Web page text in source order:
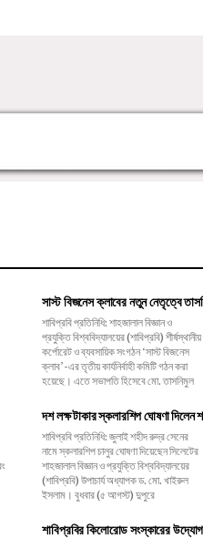
সাস্ট বিজনেস ক্লাবের নতুন নেতৃত্বে
শাবিপ্রবি প্রতিনিধি: শাহজালাল বিজ্ঞান ও
প্রযুক্তি বিশ্ববিদ্যালয়ের (শাবিপ্রবি) শীর্ষস্থানীয়
কর্পোরেট ও ব্যবসায়িক সংগঠন ‘সাস্ট বিজনেস
ক্লাব’-এর তৃতীয় কার্যনির্বাহী কমিটি গঠন করা
হয়েছে। এতে সভাপতি হিসেবে মো. তাসনিমুল
হক ও সাধারণ সম্পাদক হিসেবে আল শাহরিয়ার
আহমেদ নিবির মনোনীত হয়েছেন। বৃহস্পতিবার
দুপুরে সংগঠনের জনসংযোগ সম্পাদক তাকিয়া
দশ লক্ষ টাকার স্কলারশিপ ঘোষণা দিলেন
শাবিপ্রবি প্রতিনিধি: জুলাই শহীদ রুদ্র সেনের
নামে স্কলারশিপ চালুর ঘোষণা দিয়েছেন সিলেটের
শাহজালাল বিজ্ঞান ও প্রযুক্তি বিশ্ববিদ্যালয়ের
(শাবিপ্রবি) উপাচার্য অধ্যাপক ড. মো. খাইরুল
ইসলাম। বুধবার (৫ আগস্ট) দুপুরে
বিশ্ববিদ্যালয়ের কেন্দ্রীয় মিলনায়তনে জুলাই
গণঅভ্যুত্থান দিবসের আলোচনা সভায় অংশ
নিয়ে তিনি এ ঘোষণা দেন। উপাচার্য বলেন, ‌“শহীদ
শাবিপ্রবির কিলোরোড সংস্কারের